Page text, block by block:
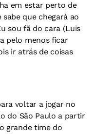
em estar perto de
que chegará ao
sou fã do cara (Luis
pelo menos ficar
ir atrás de coisas
voltar a jogar no
do São Paulo a partir
grande time do